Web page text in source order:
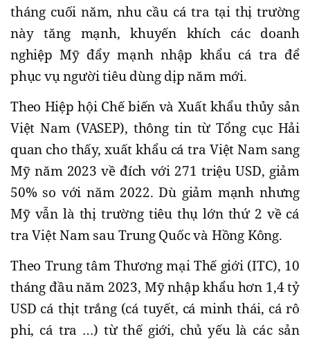
tháng cuối năm, nhu cầu cá tra tại thị trường
này tăng mạnh, khuyến khích các doanh
nghiệp Mỹ đẩy mạnh nhập khẩu cá tra để
phục vụ người tiêu dùng dịp năm mới.
Theo Hiệp hội Chế biến và Xuất khẩu thủy sản
Việt Nam (VASEP), thông tin từ Tổng cục Hải
quan cho thấy, xuất khẩu cá tra Việt Nam sang
Mỹ năm 2023 về đích với 271 triệu USD, giảm
50% so với năm 2022. Dù giảm mạnh nhưng
Mỹ vẫn là thị trường tiêu thụ lớn thứ 2 về cá
tra Việt Nam sau Trung Quốc và Hồng Kông.
Theo Trung tâm Thương mại Thế giới (ITC), 10
tháng đầu năm 2023, Mỹ nhập khẩu hơn 1,4 tỷ
USD cá thịt trắng (cá tuyết, cá minh thái, cá rô
phi, cá tra …) từ thế giới, chủ yếu là các sản